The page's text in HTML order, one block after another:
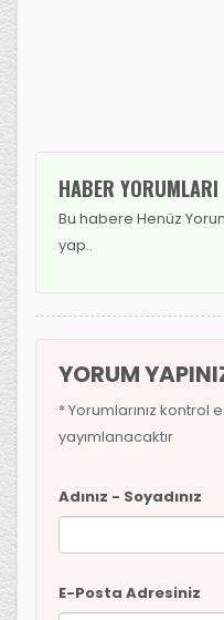
HABER YORUMLARI
Bu habere Henüz
yap..
YORUM
* Yorumlarınız kontrol
yayımlanacaktır
Adınız - Soyadınız
E-Posta Adresiniz